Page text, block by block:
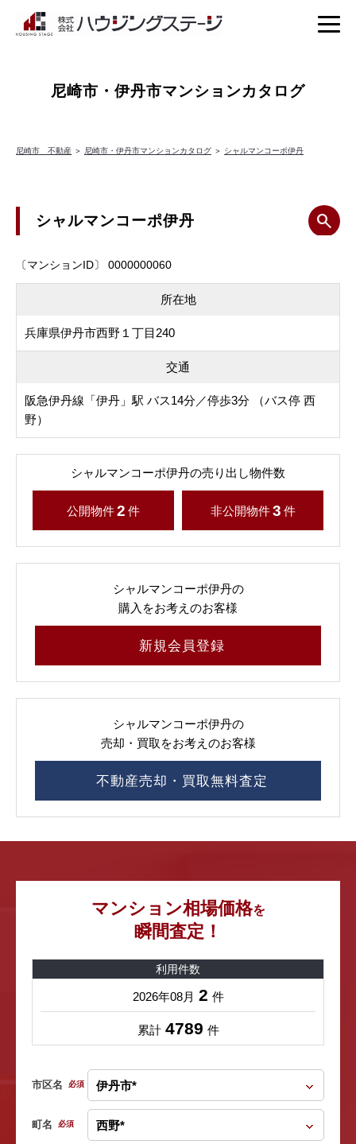
尼崎市・伊丹市マンションカタログ
尼崎市 不動産 ＞ 尼崎市・伊丹市マンションカタログ ＞ シャルマンコーポ伊丹
シャルマンコーポ伊丹
〔マンションID〕 0000000060
所在地
兵庫県伊丹市西野１丁目240
交通
阪急伊丹線「伊丹」駅 バス14分／停歩3分 （バス停 西
野）
シャルマンコーポ伊丹の売り出し物件数
公開物件2 件 非公開物件 3 件
シャルマンコーポ伊丹の
購入をお考えのお客様
新規会員登録
シャルマンコーポ伊丹の
売却・買取をお考えのお客様
不動産売却・買取無料査定
マンション相場価格を
瞬間査定！
利用件数
2026年08月 2 件
累計 4789 件
市区名 必須
町名 必須